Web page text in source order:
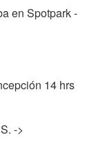
en Spotpark -
14 hrs
->